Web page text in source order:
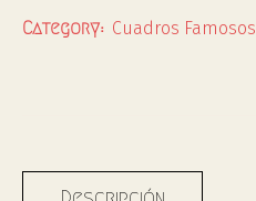
Category: Cuadros Famosos